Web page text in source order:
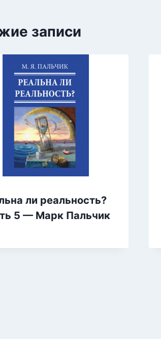
записи
ли реальность?
5 — Марк Пальчик